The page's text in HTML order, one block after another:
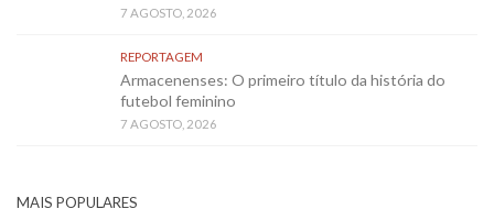
7 AGOSTO, 2026
REPORTAGEM
Armacenenses: O primeiro título da história do
futebol feminino
7 AGOSTO, 2026
MAIS POPULARES